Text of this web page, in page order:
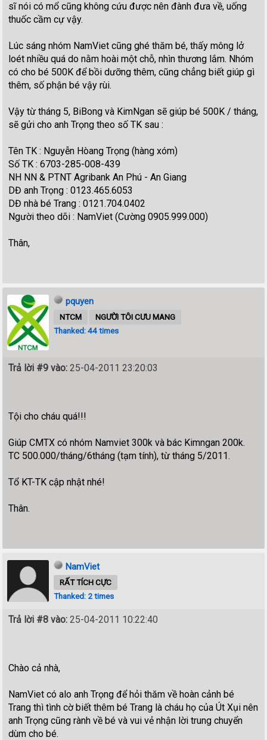
sĩ nói có mổ cũng không cứu được nên đành đưa về, uống
thuốc cầm cự vậy.
Lúc sáng nhóm NamViet cũng ghé thăm bé, thấy mông lở
loét nhiều quá do nằm hoài một chỗ, nhìn thương lắm. Nhóm
có cho bé 500K để bồi dưỡng thêm, cũng chẳng biết giúp gì
thêm, số phận bé vậy rùi.
Vậy từ tháng 5, BiBong và KimNgan sẽ giúp bé 500K / tháng,
sẽ gửi cho anh Trọng theo số TK sau :
Tên TK : Nguyễn Hòang Trọng (hàng xóm)
Số TK : 6703-285-008-439
NH NN & PTNT Agribank An Phú - An Giang
DĐ anh Trọng : 0123.465.6053
DĐ nhà bé Trang : 0121.704.0402
Người theo dõi : NamViet (Cường 0905.999.000)
Thân,
pquyen
NTCM
NGƯỜI TÔI CƯU MANG
Thanked: 44 times
Trả lời #9 vào: 25-04-2011 23:20:03
Tội cho cháu quá!!!
Giúp CMTX có nhóm Namviet 300k và bác Kimngan 200k.
TC 500.000/tháng/6tháng (tạm tính), từ tháng 5/2011.
Tổ KT-TK cập nhật nhé!
Thân.
NamViet
RẤT TÍCH CỰC
Thanked: 2 times
Trả lời #8 vào: 25-04-2011 10:22:40
Chào cả nhà,
NamViet có alo anh Trọng để hỏi thăm về hoàn cảnh bé
Trang thì tình cờ biết thêm bé Trang là cháu họ của Út Xụi nên
anh Trọng cũng rành về bé và vui vẻ nhận lời trung chuyển
dùm cho bé.